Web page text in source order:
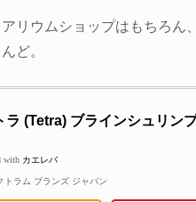
リウムショップはもちろん
ど。
ラ (Tetra) ブラインシュリン
with カエレバ
トラム ブランズ ジャパン